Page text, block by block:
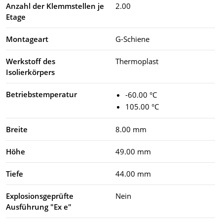
Anzahl der Klemmstellen je
Etage
2.00
Montageart G-Schiene
Werkstoff des
Isolierkörpers
Thermoplast
Betriebstemperatur
-60.00 °C
105.00 °C
Breite 8.00 mm
Höhe 49.00 mm
Tiefe 44.00 mm
Explosionsgeprüfte
Ausführung "Ex e"
Nein